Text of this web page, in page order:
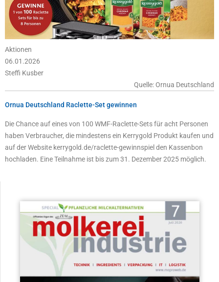
Aktionen
06.01.2026
Steffi Kusber
Quelle: Ornua Deutschland
Ornua Deutschland Raclette-Set gewinnen
Die Chance auf eines von 100 WMF-Raclette-Sets für acht Personen
haben Verbraucher, die mindestens ein Kerrygold Produkt kaufen und
auf der Website kerrygold.de/raclette-gewinnspiel den Kassenbon
hochladen. Eine Teilnahme ist bis zum 31. Dezember 2025 möglich.